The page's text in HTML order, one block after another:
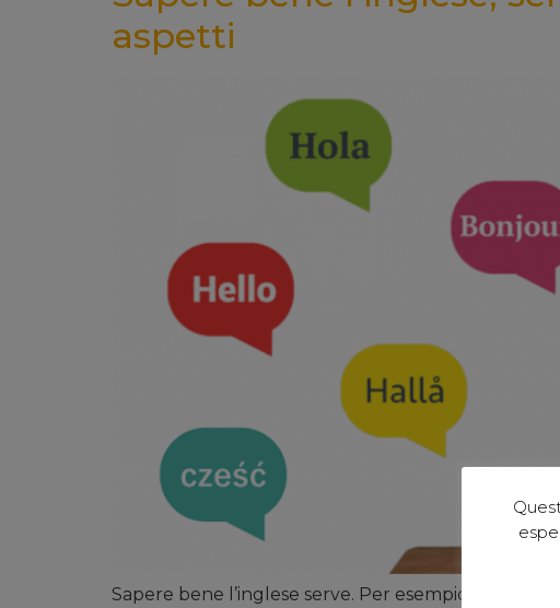
aspetti
Sapere bene l’inglese serve. Per esempio per